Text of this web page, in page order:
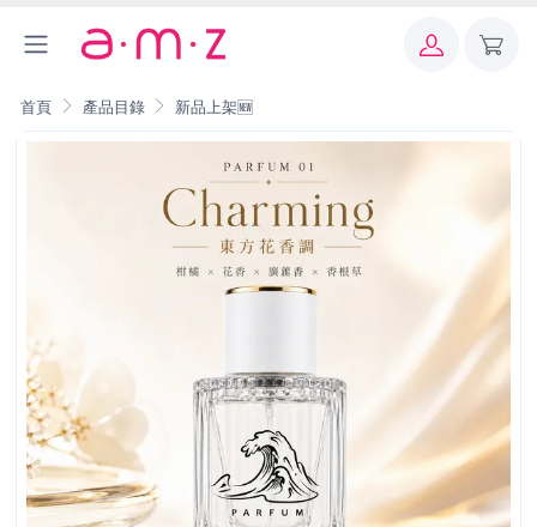
首頁 產品目錄 新品上架🆕